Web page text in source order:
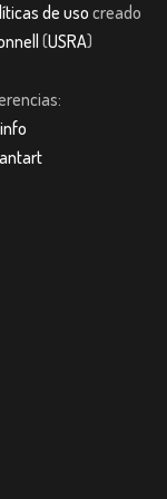
de uso creado
(USRA)